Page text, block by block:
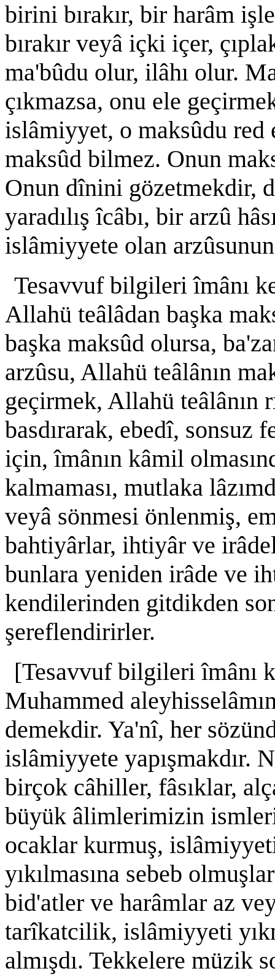
birini bırakır, bir harâm
bırakır veyâ içki içer,
ma'bûdu olur, ilâhı olur.
çıkmazsa, onu ele
islâmiyyet, o maksûdu red
maksûd bilmez. Onun
Onun dînini gözetmekdir,
yaradılış îcâbı, bir arzû
islâmiyyete olan
Tesavvuf bilgileri îmânı
Allahü teâlâdan başka
başka maksûd olursa,
arzûsu, Allahü teâlânın
geçirmek, Allahü teâlânın
basdırarak, ebedî, sonsuz
için, îmânın kâmil
kalmaması, mutlaka
veyâ sönmesi önlenmiş,
bahtiyârlar, ihtiyâr ve
bunlara yeniden irâde ve
kendilerinden gitdikden
şereflendirirler.
[Tesavvuf bilgileri îmânı
Muhammed
demekdir. Ya'nî, her
islâmiyyete yapışmakdır.
birçok câhiller, fâsıklar,
büyük âlimlerimizin
ocaklar kurmuş,
yıkılmasına sebeb
bid'atler ve harâmlar az
tarîkatcilik, islâmiyyeti
almışdı. Tekkelere müzik